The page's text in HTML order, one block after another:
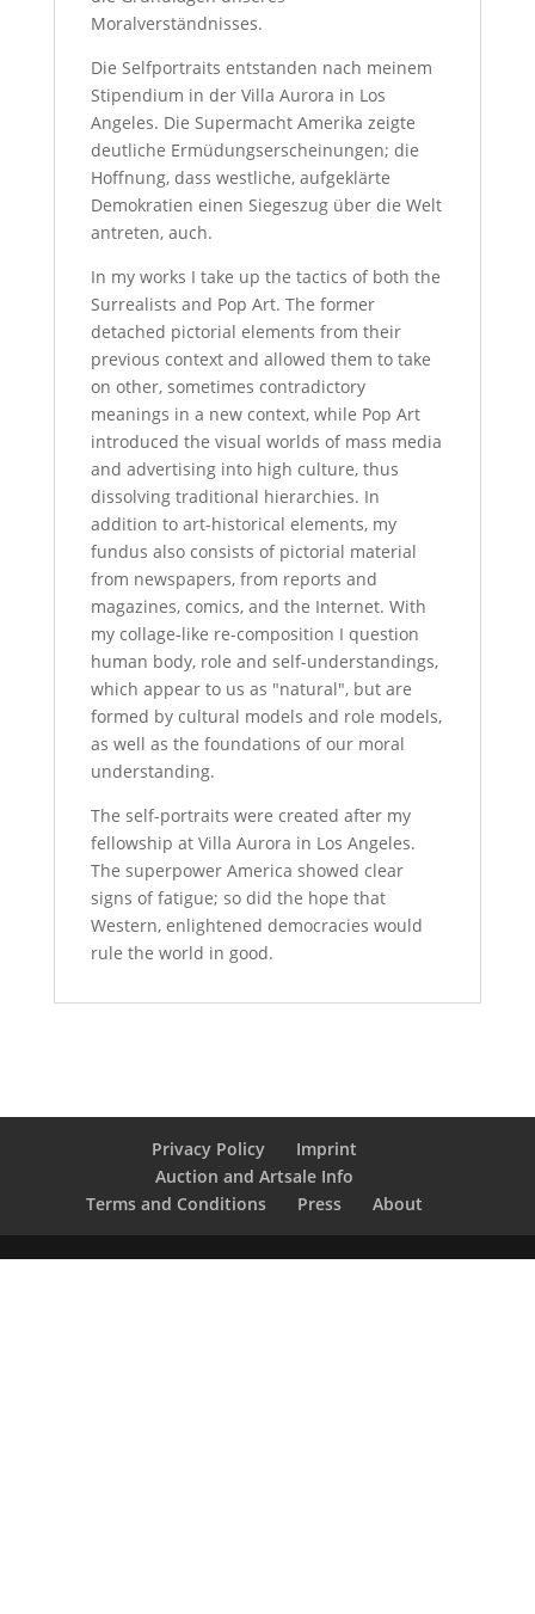
Moralverständnisses.
Die Selfportraits entstanden nach meinem
Stipendium in der Villa Aurora in Los
Angeles. Die Supermacht Amerika zeigte
deutliche Ermüdungserscheinungen; die
Hoffnung, dass westliche, aufgeklärte
Demokratien einen Siegeszug über die Welt
antreten, auch.
In my works I take up the tactics of both the
Surrealists and Pop Art. The former
detached pictorial elements from their
previous context and allowed them to take
on other, sometimes contradictory
meanings in a new context, while Pop Art
introduced the visual worlds of mass media
and advertising into high culture, thus
dissolving traditional hierarchies. In
addition to art-historical elements, my
fundus also consists of pictorial material
from newspapers, from reports and
magazines, comics, and the Internet. With
my collage-like re-composition I question
human body, role and self-understandings,
which appear to us as "natural", but are
formed by cultural models and role models,
as well as the foundations of our moral
understanding.
The self-portraits were created after my
fellowship at Villa Aurora in Los Angeles.
The superpower America showed clear
signs of fatigue; so did the hope that
Western, enlightened democracies would
rule the world in good.
Privacy Policy
Imprint
Auction and Artsale Info
Terms and Conditions
Press About